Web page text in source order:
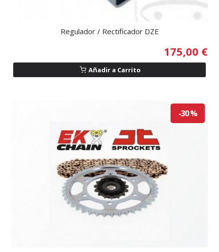
Regulador / Rectificador DZE
175,00 €
Añadir a Carrito
-30 %